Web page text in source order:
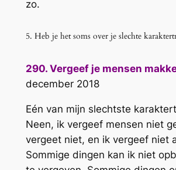
zo.
5. Heb je het soms over je slechte
290. Vergeef je mensen
december 2018
Eén van mijn slechtste
Neen, ik vergeef mensen niet
vergeet niet, en ik vergeef niet
Sommige dingen kan ik niet